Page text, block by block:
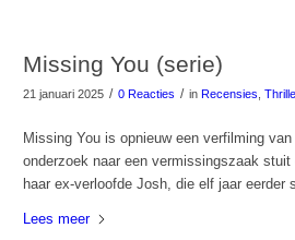
Missing You (serie)
21 januari 2025 / 0 Reacties / in Recensies
Missing You is opnieuw een verfilming
onderzoek naar een vermissingszaak
haar ex-verloofde Josh, die elf jaar eerder
Lees meer